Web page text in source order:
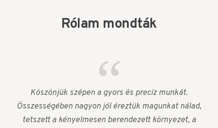
Rólam mondták
Köszönjük szépen a gyors és precíz munkát.
Összességében nagyon jól éreztük magunkat nálad,
tetszett a kényelmesen berendezett környezet, a